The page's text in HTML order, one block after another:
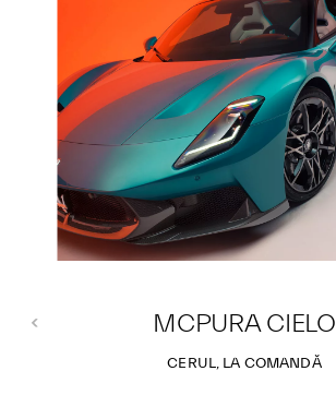
MCPURA CIELO
CERUL, LA COMANDĂ